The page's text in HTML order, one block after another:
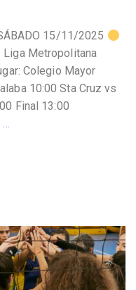
15/11/2025
Metropolitana
Colegio Mayor
10:00 Sta Cruz vs
Final 13:00
…